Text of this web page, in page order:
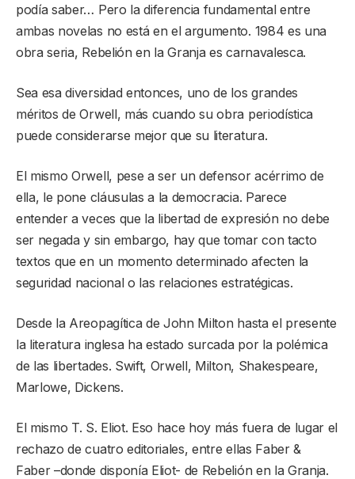
podía saber… Pero la diferencia fundamental entre
ambas novelas no está en el argumento. 1984 es una
obra seria, Rebelión en la Granja es carnavalesca.
Sea esa diversidad entonces, uno de los grandes
méritos de Orwell, más cuando su obra periodística
puede considerarse mejor que su literatura.
El mismo Orwell, pese a ser un defensor acérrimo de
ella, le pone cláusulas a la democracia. Parece
entender a veces que la libertad de expresión no debe
ser negada y sin embargo, hay que tomar con tacto
textos que en un momento determinado afecten la
seguridad nacional o las relaciones estratégicas.
Desde la Areopagítica de John Milton hasta el presente
la literatura inglesa ha estado surcada por la polémica
de las libertades. Swift, Orwell, Milton, Shakespeare,
Marlowe, Dickens.
El mismo T. S. Eliot. Eso hace hoy más fuera de lugar el
rechazo de cuatro editoriales, entre ellas Faber &
Faber –donde disponía Eliot- de Rebelión en la Granja.